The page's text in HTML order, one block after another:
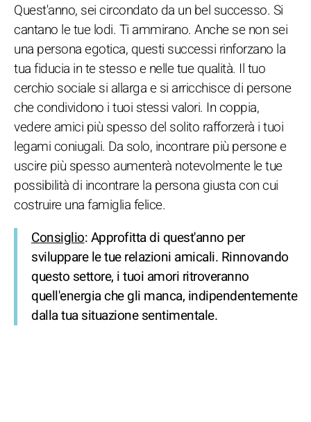
Quest'anno, sei circondato da un bel successo. Si
cantano le tue lodi. Ti ammirano. Anche se non sei
una persona egotica, questi successi rinforzano la
tua fiducia in te stesso e nelle tue qualità. Il tuo
cerchio sociale si allarga e si arricchisce di persone
che condividono i tuoi stessi valori. In coppia,
vedere amici più spesso del solito rafforzerà i tuoi
legami coniugali. Da solo, incontrare più persone e
uscire più spesso aumenterà notevolmente le tue
possibilità di incontrare la persona giusta con cui
costruire una famiglia felice.
Consiglio: Approfitta di quest'anno per
sviluppare le tue relazioni amicali. Rinnovando
questo settore, i tuoi amori ritroveranno
quell'energia che gli manca, indipendentemente
dalla tua situazione sentimentale.